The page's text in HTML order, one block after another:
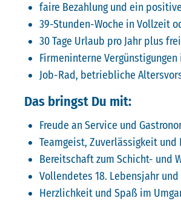
faire Bezahlung und ein
39-Stunden-Woche in Vollzeit
30 Tage Urlaub pro Jahr plus
Firmeninterne
Job-Rad, betriebliche
Das bringst Du mit:
Freude an Service und
Teamgeist, Zuverlässigkeit
Bereitschaft zum Schicht- und
Vollendetes 18. Lebensjahr
Herzlichkeit und Spaß im